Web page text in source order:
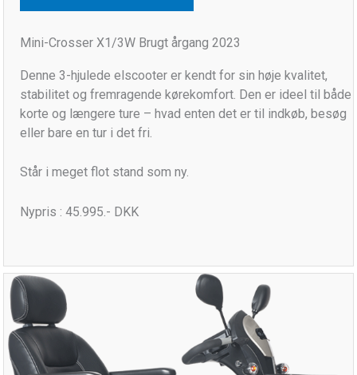
Mini-Crosser X1/3W Brugt årgang 2023
Denne 3-hjulede elscooter er kendt for sin høje kvalitet,
stabilitet og fremragende kørekomfort. Den er ideel til både
korte og længere ture – hvad enten det er til indkøb, besøg
eller bare en tur i det fri.
Står i meget flot stand som ny.
Nypris : 45.995.- DKK